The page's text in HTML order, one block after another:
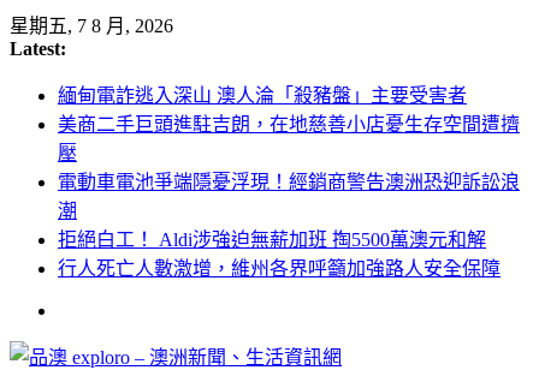
Skip
to
content
星期五, 7 8 月, 2026
Latest:
緬甸電詐逃入深山 澳人淪「殺豬盤」主要受害者
美商二手巨頭進駐吉朗，在地慈善小店憂生存空間遭擠
壓
電動車電池爭端隱憂浮現！經銷商警告澳洲恐迎訴訟浪
潮
拒絕白工！ Aldi涉強迫無薪加班 掏5500萬澳元和解
行人死亡人數激增，維州各界呼籲加強路人安全保障